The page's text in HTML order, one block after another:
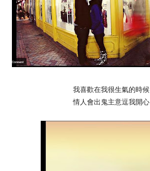
我喜歡在我很生氣的時候
情人會出鬼主意逗我開心